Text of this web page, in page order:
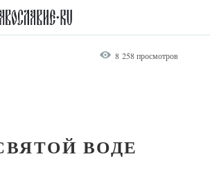
8 258 просмотров
ВОДЕ